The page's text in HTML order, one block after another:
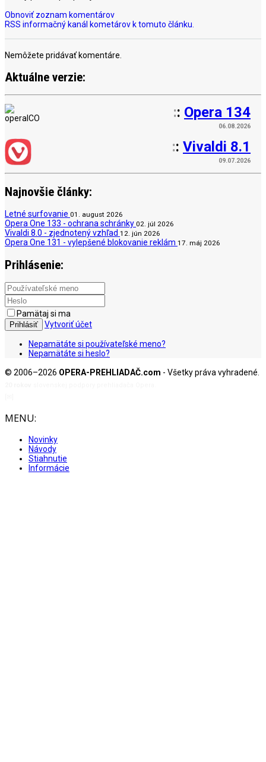
Obnoviť zoznam komentárov
RSS informačný kanál kometárov k tomuto článku.
Nemôžete pridávať komentáre.
Aktuálne verzie:
:: Opera 134
06.08.2026
:: Vivaldi 8.1
09.07.2026
Najnovšie články:
Letné surfovanie 01. august 2026
Opera One 133 - ochrana schránky 02. júl 2026
Vivaldi 8.0 - zjednotený vzhľad 12. jún 2026
Opera One 131 - vylepšené blokovanie reklám 17. máj 2026
Prihlásenie:
Pamätaj si ma
Prihlásiť Vytvoriť účet
Nepamätáte si používateľské meno?
Nepamätáte si heslo?
© 2006–2026 OPERA-PREHLIADAČ.com - Všetky práva vyhradené.
MENU:
Novinky
Návody
Stiahnutie
Informácie